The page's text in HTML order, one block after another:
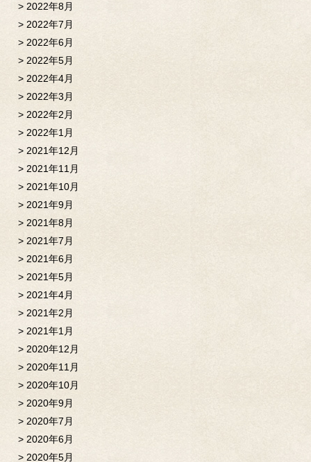
2022年8月
2022年7月
2022年6月
2022年5月
2022年4月
2022年3月
2022年2月
2022年1月
2021年12月
2021年11月
2021年10月
2021年9月
2021年8月
2021年7月
2021年6月
2021年5月
2021年4月
2021年2月
2021年1月
2020年12月
2020年11月
2020年10月
2020年9月
2020年7月
2020年6月
2020年5月